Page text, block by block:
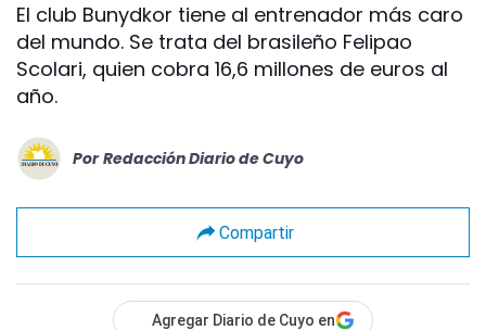
El club Bunydkor tiene al entrenador más caro
del mundo. Se trata del brasileño Felipao
Scolari, quien cobra 16,6 millones de euros al
año.
Por Redacción Diario de Cuyo
Compartir
Agregar Diario de Cuyo en